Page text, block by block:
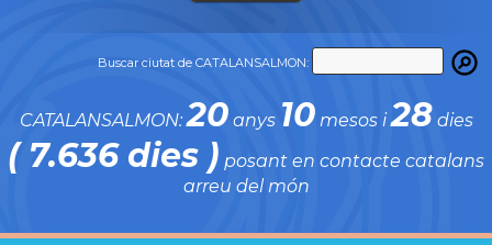
Buscar ciutat de CATALANSALMON:
CATALANSALMON:20anys 10mesos i28 dies
( 7.636 dies ) posant en contacte catalans
arreu del món